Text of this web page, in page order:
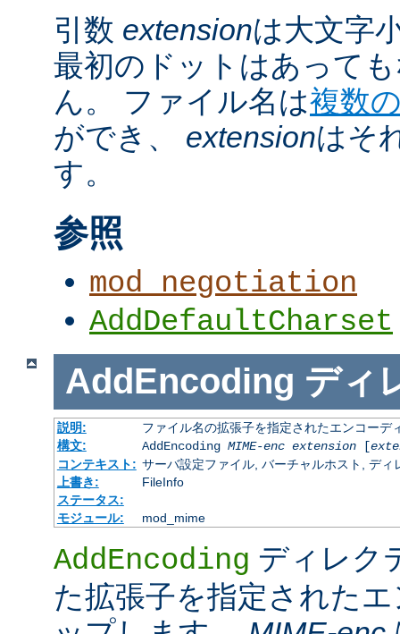
引数 extensionは大文字
最初のドットはあって
ん。 ファイル名は複数
ができ、 extensionはそ
す。
参照
mod_negotiation
AddDefaultCharset
AddEncoding ディ
説明:
ファイル名の拡張子を指定されたエンコーデ
構文:
AddEncoding MIME-enc extension[
コンテキスト: サーバ設定ファイル, バーチャルホスト, ディ
上書き:
FileInfo
ステータス:
モジュール:
mod_mime
AddEncoding ディレク
た拡張子を指定された